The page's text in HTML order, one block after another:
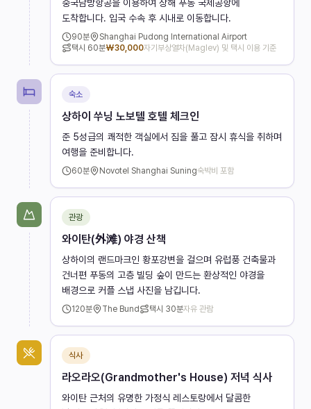
중국남방항공을 이용하여 상해 푸동 국제공항에
도착합니다. 입국 수속 후 시내로 이동합니다.
90분
Shanghai Pudong International Airport
택시 60분₩30,000자기부상열차(Maglev) 및 택시 이용 기준
숙소
상하이 쑤닝 노보텔 호텔 체크인
준 5성급의 쾌적한 객실에서 짐을 풀고 잠시 휴식을 취하며
여행을 준비합니다.
60분 Novotel Shanghai Suning숙박비 포함
관광
와이탄(外滩) 야경 산책
상하이의 랜드마크인 황포강변을 걸으며 유럽풍 건축물과
건너편 푸동의 고층 빌딩 숲이 만드는 환상적인 야경을
배경으로 커플 스냅 사진을 남깁니다.
120분 The Bund 택시 30분자유 관람
식사
라오라오(Grandmother's House) 저녁 식사
와이탄 근처의 유명한 가정식 레스토랑에서 달콤한